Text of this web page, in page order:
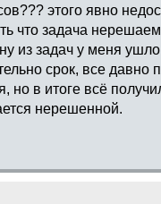
этого явно
что задача
из задач у меня ушло
срок, все давно
но в итоге всё
нерешенной.